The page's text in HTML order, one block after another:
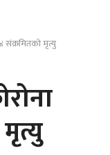
संक्रमितको मृत्यु